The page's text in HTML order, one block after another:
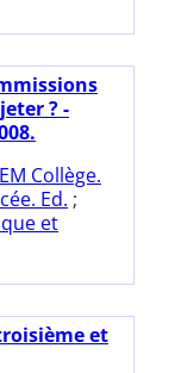
? -
Collège.
Ed. ;
et
et